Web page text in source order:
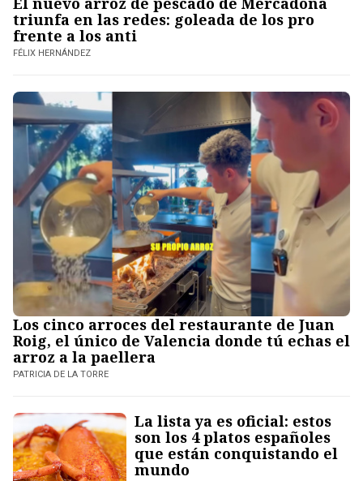
triunfa en las redes: goleada de los pro
frente a los anti
FÉLIX HERNÁNDEZ
Los cinco arroces del restaurante de Juan
Roig, el único de Valencia donde tú echas el
arroz a la paellera
PATRICIA DE LA TORRE
La lista ya es oficial: estos
son los 4 platos españoles
que están conquistando el
mundo